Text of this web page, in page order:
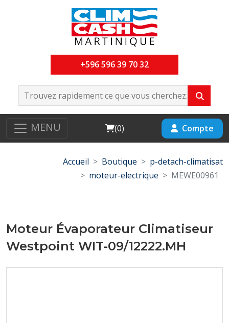
+596 596 39 70 32
MENU Cart
(0) Compte
Accueil Boutique
p-detach-climatisat
moteur-electrique
MEWE00961
Moteur Évaporateur Climatiseur
Westpoint WIT-09/12222.MH